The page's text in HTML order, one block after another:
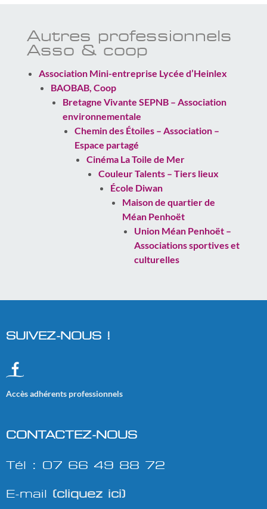
Autres professionnels
Asso & coop
Association Mini-entreprise Lycée d’Heinlex
BAOBAB, Coop
Bretagne Vivante SEPNB – Association
environnementale
Chemin des Étoiles – Association –
Espace partagé
Cinéma La Toile de Mer
Couleur Talents – Tiers lieux
École Diwan
Maison de quartier de
Méan Penhoët
Union Méan Penhoët –
Associations sportives et
culturelles
SUIVEZ-NOUS !
Accès adhérents professionnels
CONTACTEZ-NOUS
Tél : 07 66 49 88 72
E-mail (cliquez ici)